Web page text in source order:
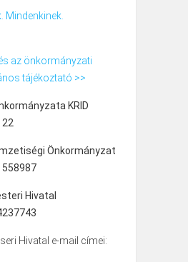
Mindenkinek.
az önkormányzati
tájékoztató >>
KRID
Önkormányzat
Hivatal
Hivatal e-mail címei: